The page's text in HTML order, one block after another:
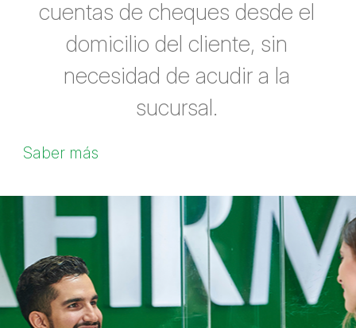
cuentas de cheques desde el
domicilio del cliente, sin
necesidad de acudir a la
sucursal.
Saber más